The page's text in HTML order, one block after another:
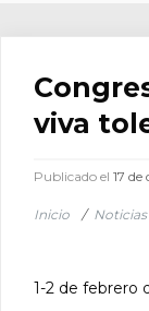
viva
Publicado el17
Inicio / Noticias
1-2 de febrero